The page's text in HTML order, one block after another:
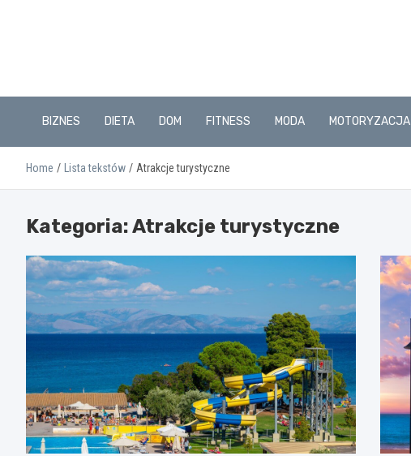
BIZNES DIETA DOM FITNESS MODA MOTORYZACJA
Home Lista tekstów Atrakcje turystyczne
Kategoria:Atrakcje turystyczne